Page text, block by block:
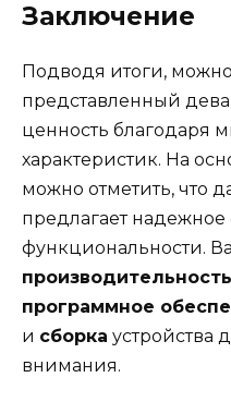
Заключение
Подводя итоги, можно
представленный
ценность благодаря
характеристик. На
можно отметить, что
предлагает
функциональности.
производительность
программное
и сборка устройства
внимания.